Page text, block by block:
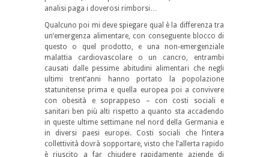
analisi paga i doverosi rimborsi…
Qualcuno poi mi deve spiegare qual è la differenza tra
un’emergenza alimentare, con conseguente blocco di
questo o quel prodotto, e una non-emergenziale
malattia cardiovascolare o un cancro, entrambi
causati dalle pessime abitudini alimentari che negli
ultimi trent’anni hanno portato la popolazione
statunitense prima e quella europea poi a convivere
con obesità e soprappeso – con costi sociali e
sanitari ben più alti rispetto a quanto sta accadendo
in queste ultime settimane nel nord della Germania e
in diversi paesi europei. Costi sociali che l’intera
collettività dovrà sopportare, visto che l’allerta rapido
è riuscito a far chiudere rapidamente aziende di